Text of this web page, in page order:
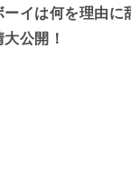
イは何を理由に
公開！